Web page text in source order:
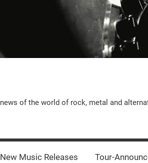
of the world of rock, metal and
New Music Releases Tour-